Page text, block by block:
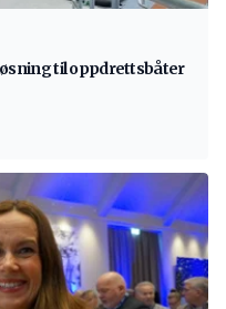
til oppdrettsbåter